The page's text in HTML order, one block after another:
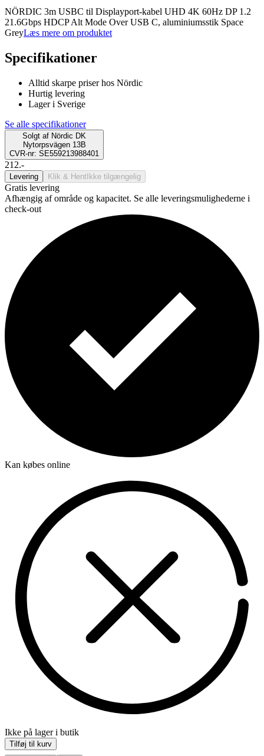
NÖRDIC 3m USBC til Displayport-kabel UHD 4K 60Hz DP 1.2
21.6Gbps HDCP Alt Mode Over USB C, aluminiumsstik Space
GreyLæs mere om produktet
Specifikationer
Alltid skarpe priser hos Nördic
Hurtig levering
Lager i Sverige
Se alle specifikationer
Solgt af Nördic DK
Nytorpsvägen 13B
CVR-nr: SE559213988401
212.-
Levering Klik & Hent Ikke tilgængelig
Gratis levering
Afhængig af område og kapacitet. Se alle leveringsmulighederne i
check-out
Kan købes online
Ikke på lager i butik
Tilføj til kurv